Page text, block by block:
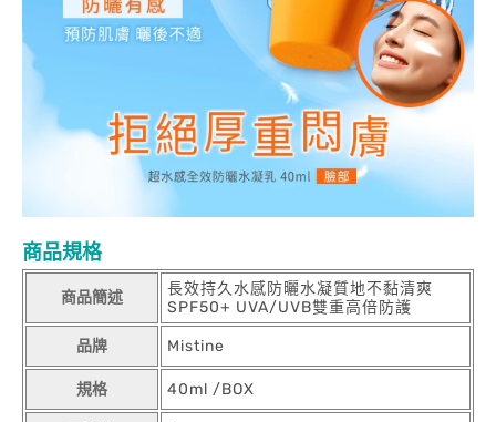
商品規格
商品簡述
長效持久水感防曬水凝質地不黏清爽
SPF50+ UVA/UVB雙重高倍防護
品牌 Mistine
規格 40ml /BOX